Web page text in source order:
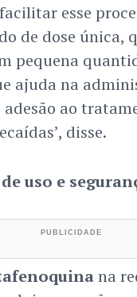
esse
de dose única,
pequena
ajuda na
ao
disse.
uso e
na